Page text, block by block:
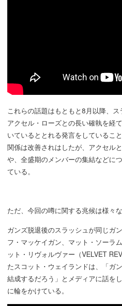
これらの話題はもともと8月以降、
アクセル・ローズとの長い確執を経
いているととれる発言をしているこ
関係は改善されはしたが、アクセル
や、全盛期のメンバーの集結などに
ている。
ただ、今回の噂に関する兆候は様々
ガンズ脱退後のスラッシュが同じガ
フ・マッケイガン、マット・ソーラ
ット・リヴォルヴァー（VELVET
たスコット・ウェイランドは、「ガ
結成するだろう」とメディアに話を
に輪をかけている。